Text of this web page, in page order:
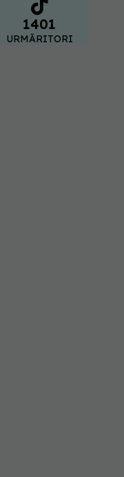
1401
URMĂRITORI